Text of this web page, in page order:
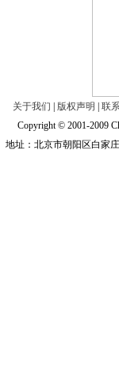
关于我们 版权声明
联
Copyright © 2001-2009
地址：北京市朝阳区白家